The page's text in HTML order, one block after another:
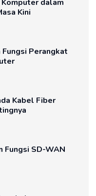
Komputer dalam
Kini
Perangkat
Kabel Fiber
Fungsi SD-WAN